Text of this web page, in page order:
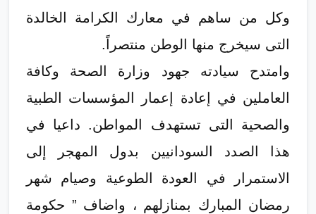
وكل من ساهم في معارك الكرامة الخالدة
التى سيخرج منها الوطن منتصراً.
وامتدح سيادته جهود وزارة الصحة وكافة
العاملين في إعادة إعمار المؤسسات الطبية
والصحية التى تستهدف المواطن. داعيا في
هذا الصدد السودانيين بدول المهجر إلى
الاستمرار في العودة الطوعية وصيام شهر
رمضان المبارك بمنازلهم ، واضاف ” حكومة